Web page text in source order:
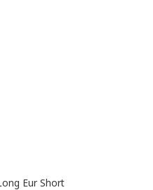
Eur Short